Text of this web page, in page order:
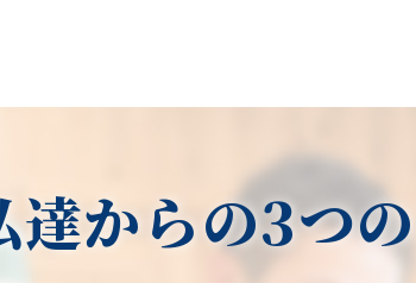
が必要ですが、成長が遅い時期には
週間に1回程度で十分です。
木、オリーブ、もみじ、柿の木、金
犀、アカシア、シダレエゴノキ、
ファー、梅、かしの木、ブルーア
性があり、
外観を保ちま
、諏訪市、
、辰野町、
、麻績村、青
達からの3つ